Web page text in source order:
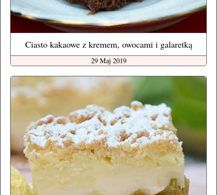
Ciasto kakaowe z kremem, owocami i galaretką
29 Maj 2019